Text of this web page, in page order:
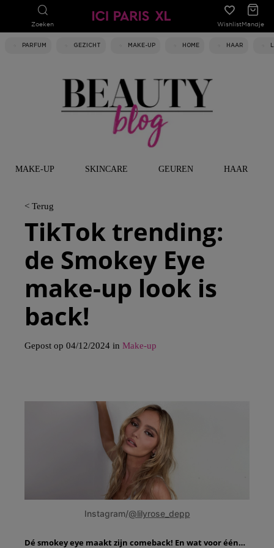
Zoeken WishlistMandje
PARFUM GEZICHT MAKE-UP HOME HAAR
MAKE-UP SKINCARE GEUREN HAAR
< Terug
TikTok trending:
de Smokey Eye
make-up look is
back!
Gepost op 04/12/2024 in Make-up
Instagram/@lilyrose_depp
Dé smokey eye maakt zijn comeback! En wat voor één…